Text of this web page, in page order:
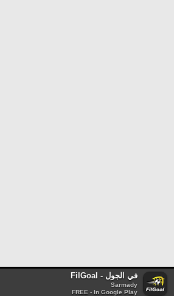
في الجول - FilGoal
Sarmady
FREE - In Google Play